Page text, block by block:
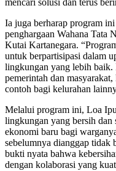
Ia juga berharap program
penghargaan Wahana Tata
Kutai Kartanegara.
untuk berpartisipasi dalam
lingkungan yang lebih baik.
pemerintah dan
contoh bagi kelurahan
Melalui program ini, Loa
lingkungan yang bersih dan
ekonomi baru bagi
sebelumnya dianggap
bukti nyata bahwa
dengan kolaborasi yang